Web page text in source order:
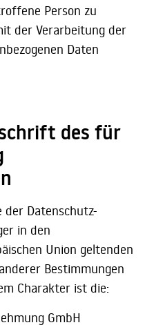
Person zu
der Verarbeitung der
Daten
des für
Datenschutz-
in den
Union geltenden
Bestimmungen
Charakter ist die:
GmbH